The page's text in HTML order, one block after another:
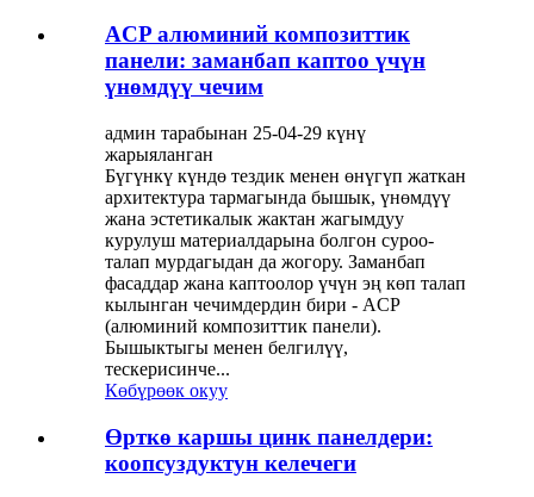
ACP алюминий композиттик
панели: заманбап каптоо үчүн
үнөмдүү чечим
админ тарабынан 25-04-29 күнү
жарыяланган
Бүгүнкү күндө тездик менен өнүгүп жаткан
архитектура тармагында бышык, үнөмдүү
жана эстетикалык жактан жагымдуу
курулуш материалдарына болгон суроо-
талап мурдагыдан да жогору. Заманбап
фасаддар жана каптоолор үчүн эң көп талап
кылынган чечимдердин бири - ACP
(алюминий композиттик панели).
Бышыктыгы менен белгилүү,
тескерисинче...
Көбүрөөк окуу
Өрткө каршы цинк панелдери:
коопсуздуктун келечеги